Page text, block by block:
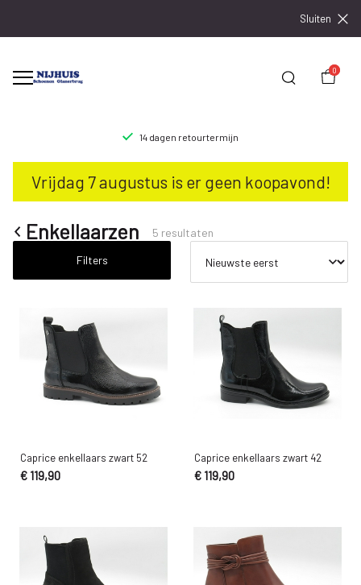
Sluiten
0
14 dagen retourtermijn
Enkellaarzen
Nijhuisschoenen
Vrijdag 7 augustus is er geen koopavond!
Enkellaarzen 5 resultaten
Filters
Caprice enkellaars zwart 52
€ 119,90
Caprice enkellaars zwart 42
€ 119,90